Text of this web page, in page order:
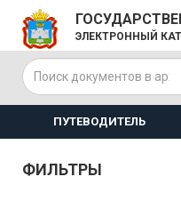
ЭЛЕКТРОННЫЙ
ПУТЕВОДИТЕЛЬ
ФИЛЬТРЫ